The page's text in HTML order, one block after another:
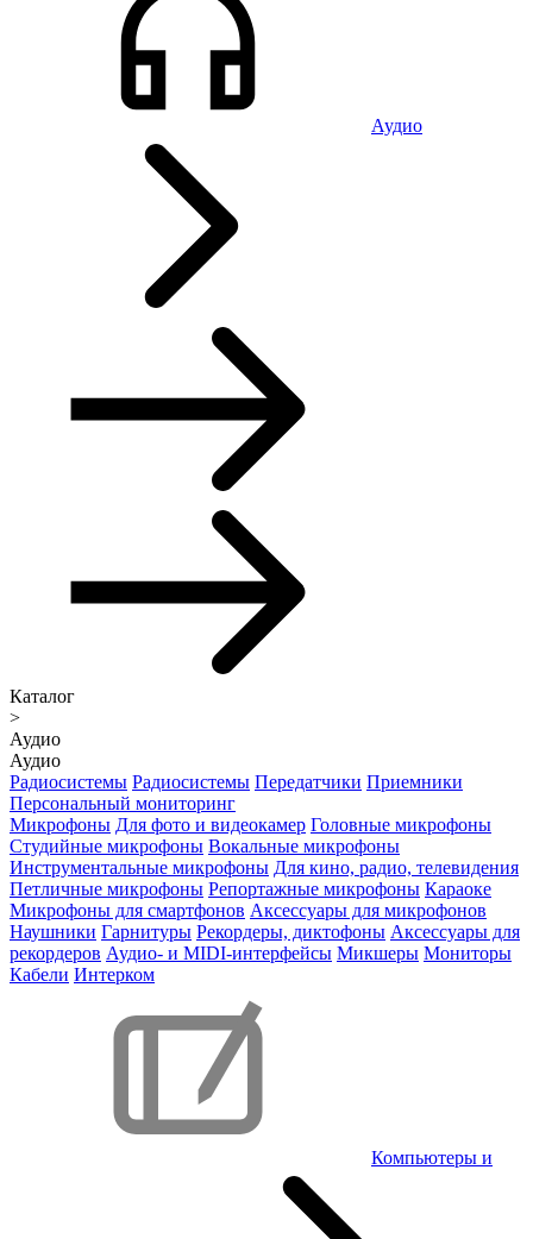
Аудио
Каталог
>
Аудио
Аудио
Радиосистемы Радиосистемы Передатчики Приемники
Персональный мониторинг
Микрофоны Для фото и видеокамер Головные микрофоны
Студийные микрофоны Вокальные микрофоны
Инструментальные микрофоны Для кино, радио, телевидения
Петличные микрофоны Репортажные микрофоны Караоке
Микрофоны для смартфонов Аксессуары для микрофонов
Наушники Гарнитуры Рекордеры, диктофоны Аксессуары для
рекордеров Аудио- и MIDI-интерфейсы Микшеры Мониторы
Кабели Интерком
Компьютеры и